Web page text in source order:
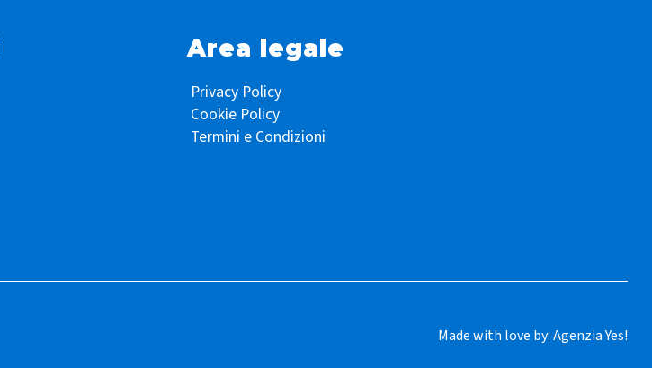
Area legale
Privacy Policy
Cookie Policy
Termini e Condizioni
Made with love by:Agenzia Yes!